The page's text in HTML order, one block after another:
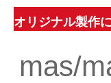
オリジナル製作
mas/